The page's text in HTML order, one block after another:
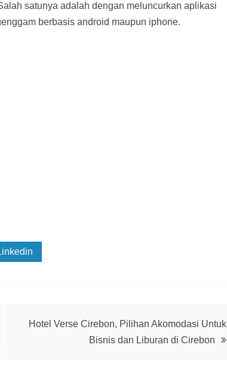
satunya adalah dengan meluncurkan aplikasi
berbasis android maupun iphone.
Hotel Verse Cirebon, Pilihan Akomodasi Untuk
Bisnis dan Liburan di Cirebon